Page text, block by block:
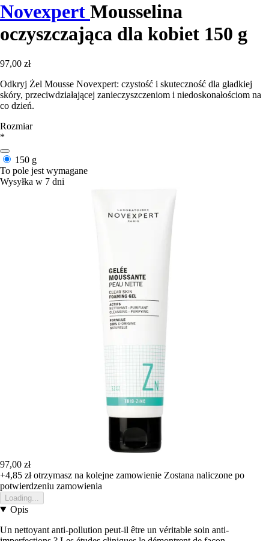
Novexpert Mousselina
oczyszczająca dla kobiet 150 g
97,00 zł
Odkryj Żel Mousse Novexpert: czystość i skuteczność dla gładkiej
skóry, przeciwdziałającej zanieczyszczeniom i niedoskonałościom na
co dzień.
Rozmiar
*
150 g
To pole jest wymagane
Wysyłka w 7 dni
97,00 zł
+4,85 złotrzymasz na kolejne zamowienie Zostana naliczone po
potwierdzeniu zamowienia
Loading...
Opis
Un nettoyant anti-pollution peut-il être un véritable soin anti-